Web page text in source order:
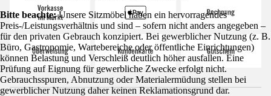
Bitte beachte:Unsere Sitzmöbel haben ein hervorragendes
Preis-/Leistungsverhältnis und sind – sofern nicht anders angegeben –
für den privaten Gebrauch konzipiert. Bei gewerblicher Nutzung (z. B.
Büro, Gastronomie, Wartebereiche oder öffentliche Einrichtungen)
können Belastung und Verschleiß deutlich höher ausfallen. Eine
Prüfung auf Eignung für gewerbliche Zwecke erfolgt nicht.
Gebrauchsspuren, Abnutzung oder Materialermüdung stellen bei
gewerblicher Nutzung daher keinen Reklamationsgrund dar.